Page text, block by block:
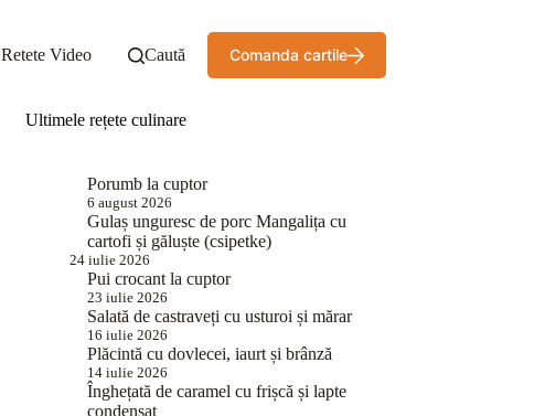
Retete Video Caută Comanda cartile
Ultimele rețete culinare
Porumb la cuptor
6 august 2026
Gulaș unguresc de porc Mangalița cu
cartofi și găluște (csipetke)
24 iulie 2026
Pui crocant la cuptor
23 iulie 2026
Salată de castraveți cu usturoi și mărar
16 iulie 2026
Plăcintă cu dovlecei, iaurt și brânză
14 iulie 2026
Înghețată de caramel cu frișcă și lapte
condensat